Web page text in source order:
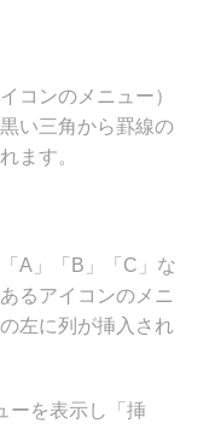
コンのメニュー）
い三角から罫線の
ます。
A」「B」「C」な
るアイコンのメニ
左に列が挿入され
ーを表示し「挿